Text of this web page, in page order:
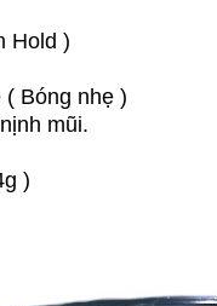
Hold )
( Bóng nhẹ )
mũi.
)